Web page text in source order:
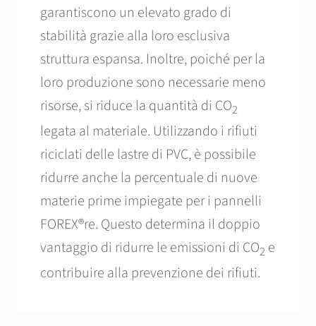
garantiscono un elevato grado di
stabilità grazie alla loro esclusiva
struttura espansa. Inoltre, poiché per la
loro produzione sono necessarie meno
risorse, si riduce la quantità di CO2
legata al materiale. Utilizzando i rifiuti
riciclati delle lastre di PVC, è possibile
ridurre anche la percentuale di nuove
materie prime impiegate per i pannelli
FOREX®re. Questo determina il doppio
vantaggio di ridurre le emissioni di CO2 e
contribuire alla prevenzione dei rifiuti.